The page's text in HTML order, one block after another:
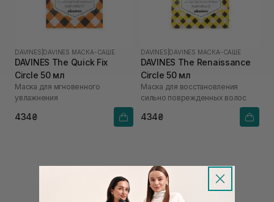
DAVINES DAVINES МАСКА-САШЕ
DAVINES The Quick Fix
Circle 50 мл
Маска для мгновенного
увлажнения
434₴
DAVINES DAVINES МАСКА-САШЕ
DAVINES The Renaissance
Circle 50 мл
Маска для восстановления
сильно поврежденных волос
434₴